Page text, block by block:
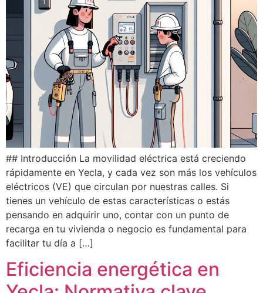
## Introducción La movilidad eléctrica está creciendo
rápidamente en Yecla, y cada vez son más los vehículos
eléctricos (VE) que circulan por nuestras calles. Si
tienes un vehículo de estas características o estás
pensando en adquirir uno, contar con un punto de
recarga en tu vivienda o negocio es fundamental para
facilitar tu día a […]
Eficiencia energética en